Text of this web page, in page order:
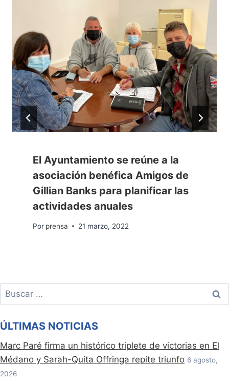
El Ayuntamiento se reúne a la
asociación benéfica Amigos de
Gillian Banks para planificar las
actividades anuales
Por prensa 21 marzo, 2022
Buscar:
ÚLTIMAS NOTICIAS
Marc Paré firma un histórico triplete de victorias en El
Médano y Sarah-Quita Offringa repite triunfo 6 agosto,
2026